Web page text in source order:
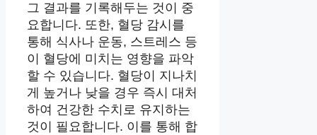
그 결과를 기록해두는 것이 중
요합니다. 또한, 혈당 감시를
통해 식사나 운동, 스트레스 등
이 혈당에 미치는 영향을 파악
할 수 있습니다. 혈당이 지나치
게 높거나 낮을 경우 즉시 대처
하여 건강한 수치로 유지하는
것이 필요합니다. 이를 통해 합